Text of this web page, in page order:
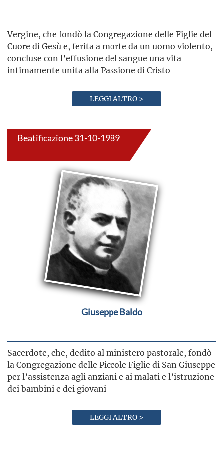
Vergine, che fondò la Congregazione delle Figlie del
Cuore di Gesù e, ferita a morte da un uomo violento,
concluse con l’effusione del sangue una vita
intimamente unita alla Passione di Cristo
LEGGI ALTRO >
Beatificazione 31-10-1989
Giuseppe Baldo
Sacerdote, che, dedito al ministero pastorale, fondò
la Congregazione delle Piccole Figlie di San Giuseppe
per l’assistenza agli anziani e ai malati e l’istruzione
dei bambini e dei giovani
LEGGI ALTRO >